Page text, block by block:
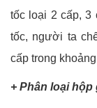
tốc loại 2 cấp, 3
tốc, người ta
cấp trong
+ Phân loại